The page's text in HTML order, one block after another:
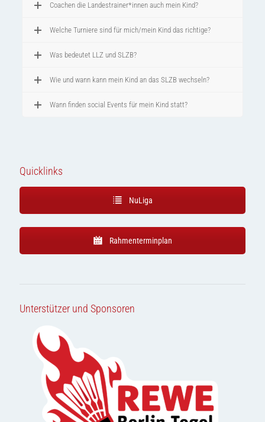
Coachen die Landestrainer*innen auch mein Kind?
Welche Turniere sind für mich/mein Kind das richtige?
Was bedeutet LLZ und SLZB?
Wie und wann kann mein Kind an das SLZB wechseln?
Wann finden social Events für mein Kind statt?
Quicklinks
NuLiga
Rahmenterminplan
Unterstützer und Sponsoren